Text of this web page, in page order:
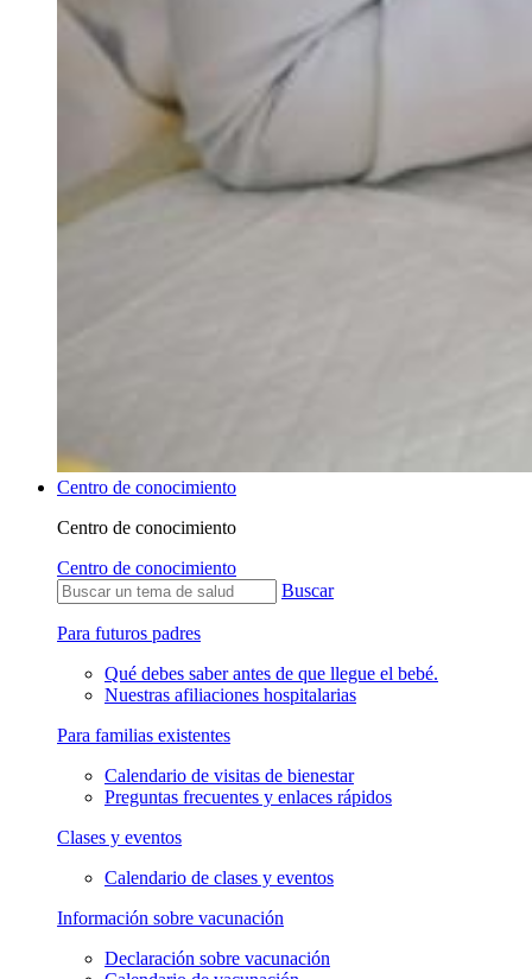
Centro de conocimiento
Centro de conocimiento
Centro de conocimiento
Buscar
Para futuros padres
Qué debes saber antes de que llegue el bebé.
Nuestras afiliaciones hospitalarias
Para familias existentes
Calendario de visitas de bienestar
Preguntas frecuentes y enlaces rápidos
Clases y eventos
Calendario de clases y eventos
Información sobre vacunación
Declaración sobre vacunación